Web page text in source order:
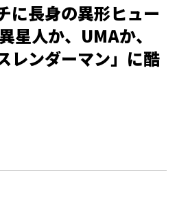
に長身の異形ヒュー
星人か、UMAか、
レンダーマン」に酷